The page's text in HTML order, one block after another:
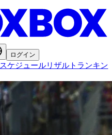
ログイン
スケジュールリザルト ランキン